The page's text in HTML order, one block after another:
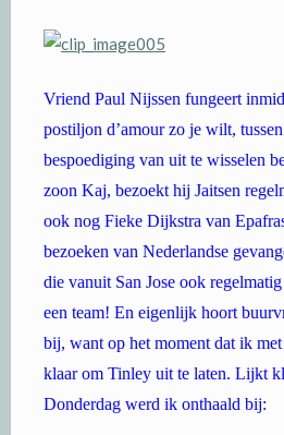
Vriend Paul Nijssen fungeert
postiljon d’amour zo je wilt,
bespoediging van uit te wisselen
zoon Kaj, bezoekt hij Jaitsen
ook nog Fieke Dijkstra van
bezoeken van Nederlandse
die vanuit San Jose ook
een team! En eigenlijk hoort
bij, want op het moment dat ik
klaar om Tinley uit te laten. Lijkt
Donderdag werd ik onthaald bij: